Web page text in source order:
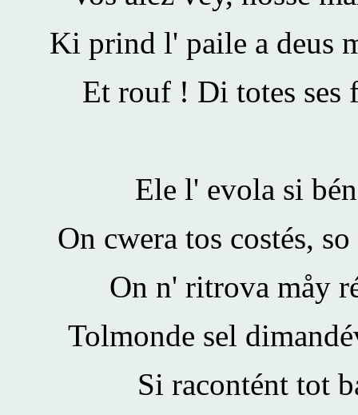
Ki prind l' paile a deus
Et rouf ! Di totes ses
Ele l' evola si
On cwera tos costés,
On n' ritrova måy
Tolmonde sel
Si racontént tot